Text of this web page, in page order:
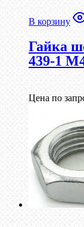
В корзину
Гайка
439-1
Цена по